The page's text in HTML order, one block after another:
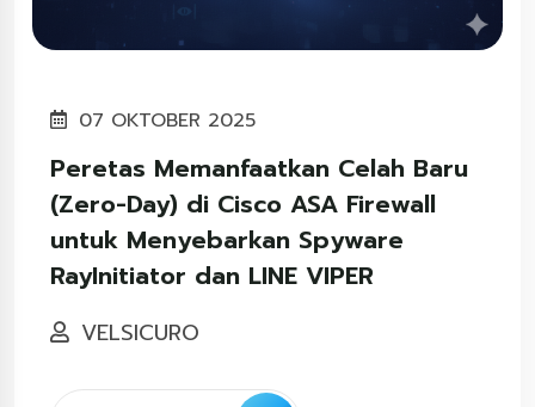
07 OKTOBER 2025
Peretas Memanfaatkan Celah Baru
(Zero-Day) di Cisco ASA Firewall
untuk Menyebarkan Spyware
RayInitiator dan LINE VIPER
VELSICURO